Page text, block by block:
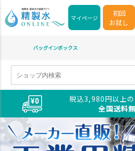
商品タグ
セール
再入荷
指定なし
S
M
23.0cm